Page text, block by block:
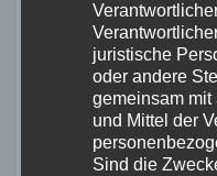
größere
beachten, dass
Bedürfnissen und
abhängt. Dennoch
Quick Rack Light
juristische
oder andere
gemeinsam
und Mittel der
Sind die